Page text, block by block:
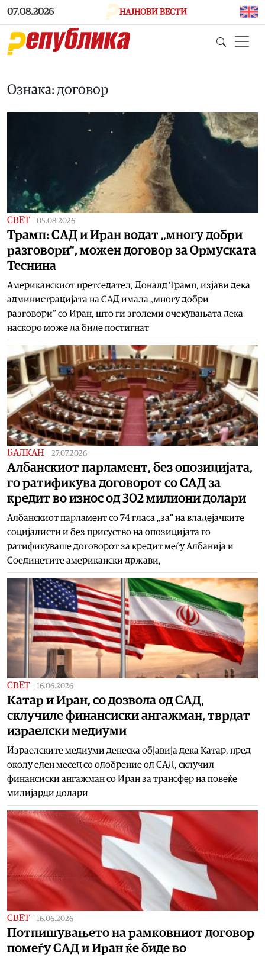
Skip to main content
07.08.2026 НАЈНОВИ ВЕСТИ
Ознака: договор
СВЕТ 05.08.2026
Трамп: САД и Иран водат „многу добри
разговори“, можен договор за Ормуската
Теснина
Американскиот претседател, Доналд Трамп, изјави дека
администрацијата на САД имала „многу добри
разговори“ со Иран, што ги зголеми очекувањата дека
наскоро може да биде постигнат
БАЛКАН 27.07.2026
Албанскиот парламент, без опозицијата,
го ратификува договорот со САД за
кредит во износ од 302 милиони долари
Албанскиот парламент со 74 гласа „за“ на владејачките
социјалисти и без присуство на опозицијата го
ратификуваше договорот за кредит меѓу Албанија и
Соединетите американски држави,
СВЕТ 16.06.2026
Катар и Иран, со дозвола од САД,
склучиле финансиски ангажман, тврдат
израелски медиуми
Израелските медиуми денеска објавија дека Катар, пред
околу еден месец со одобрение од САД, склучил
финансиски ангажман со Иран за трансфер на повеќе
милијарди долари
СВЕТ 16.06.2026
Потпишувањето на рамковниот договор
помеѓу САД и Иран ќе биде во